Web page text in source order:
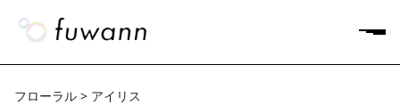
フローラル > アイリス